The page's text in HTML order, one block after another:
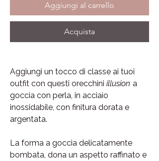
Aggiungi al carrello
Acquista
Aggiungi un tocco di classe ai tuoi
outfit con questi orecchini illusion a
goccia con perla, in acciaio
inossidabile, con finitura dorata e
argentata.
La forma a goccia delicatamente
bombata, dona un aspetto raffinato e